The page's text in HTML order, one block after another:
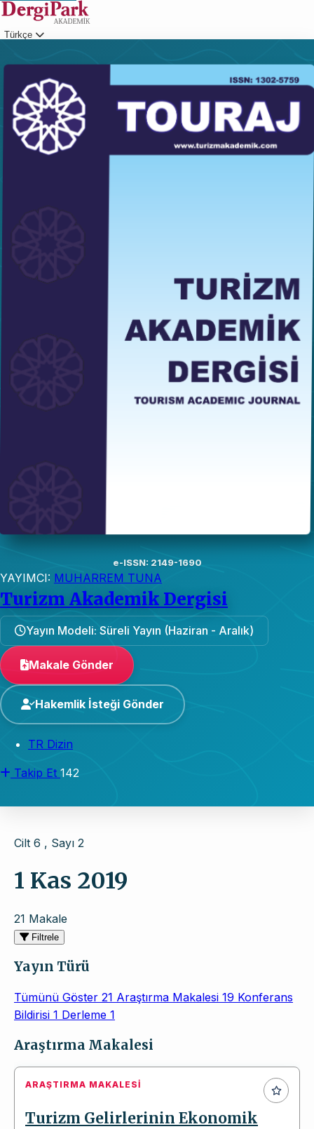
Türkçe
e-ISSN: 2149-1690
YAYIMCI: MUHARREM TUNA
Turizm Akademik Dergisi
Yayın Modeli: Süreli Yayın (Haziran - Aralık)
Makale Gönder
Hakemlik İsteği Gönder
TR Dizin
Takip Et 142
Cilt 6 , Sayı 2
1 Kas 2019
21 Makale
Filtrele
Yayın Türü
Tümünü Göster 21 Araştırma Makalesi 19 Konferans
Bildirisi 1 Derleme 1
Makaleler
Araştırma Makalesi
ARAŞTIRMA MAKALESI
Turizm Gelirlerinin Ekonomik